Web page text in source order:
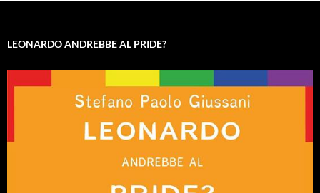
LEONARDO ANDREBBE AL PRIDE?